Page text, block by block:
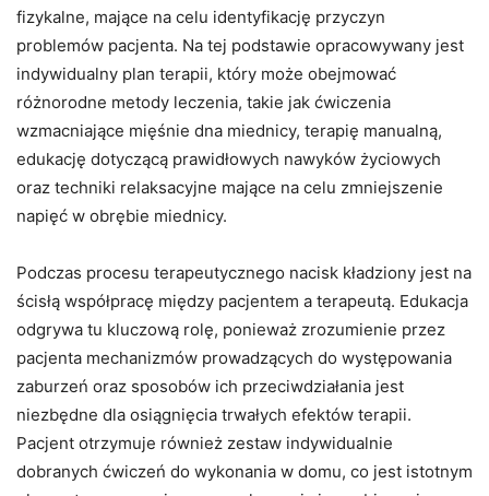
fizykalne, mające na celu identyfikację przyczyn
problemów pacjenta. Na tej podstawie opracowywany jest
indywidualny plan terapii, który może obejmować
różnorodne metody leczenia, takie jak ćwiczenia
wzmacniające mięśnie dna miednicy, terapię manualną,
edukację dotyczącą prawidłowych nawyków życiowych
oraz techniki relaksacyjne mające na celu zmniejszenie
napięć w obrębie miednicy.
Podczas procesu terapeutycznego nacisk kładziony jest na
ścisłą współpracę między pacjentem a terapeutą. Edukacja
odgrywa tu kluczową rolę, ponieważ zrozumienie przez
pacjenta mechanizmów prowadzących do występowania
zaburzeń oraz sposobów ich przeciwdziałania jest
niezbędne dla osiągnięcia trwałych efektów terapii.
Pacjent otrzymuje również zestaw indywidualnie
dobranych ćwiczeń do wykonania w domu, co jest istotnym